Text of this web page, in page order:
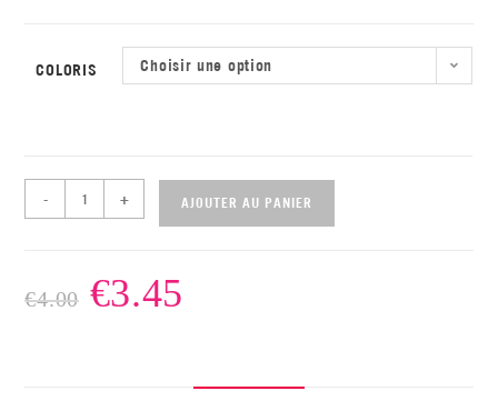
COLORIS Choisir une option
- + AJOUTER AU PANIER
€4.00 €3.45